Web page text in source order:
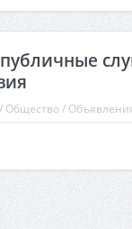
публичные
/ Общество/